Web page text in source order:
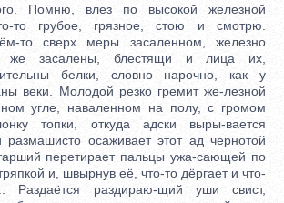
Помню, влез по высокой железной
то грубое, грязное, стою и смотрю.
то сверх меры засаленном, железно
же засалены, блестящи и лица их,
белки, словно нарочно, как у
веки. Молодой резко гремит же-лезной
угле, наваленном на полу, с громом
топки, откуда адски выры-вается
размашисто осаживает этот ад чернотой
перетирает пальцы ужа-сающей по
и, швырнув её, что-то дёргает и что-
Раздаётся раздираю-щий уши свист,